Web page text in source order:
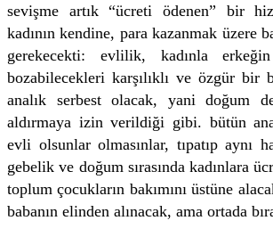
sevişme artık “ücreti ödenen” bir
kadının kendine, para kazanmak üzere
gerekecekti: evlilik, kadınla
bozabilecekleri karşılıklı ve özgür bir
analık serbest olacak, yani doğum
aldırmaya izin verildiği gibi. bütün
evli olsunlar olmasınlar, tıpatıp aynı
gebelik ve doğum sırasında kadınlara
toplum çocukların bakımını üstüne
babanın elinden alınacak, ama ortada